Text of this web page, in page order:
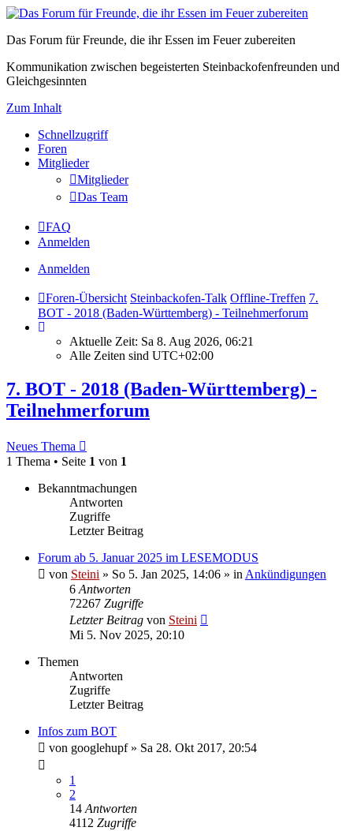
Das Forum für Freunde, die ihr Essen im Feuer zubereiten
Kommunikation zwischen begeisterten Steinbackofenfreunden und
Gleichgesinnten
Zum Inhalt
Schnellzugriff
Foren
Mitglieder
Mitglieder
Das Team
FAQ
Anmelden
Anmelden
Foren-Übersicht Steinbackofen-Talk Offline-Treffen 7.
BOT - 2018 (Baden-Württemberg) - Teilnehmerforum
Aktuelle Zeit: Sa 8. Aug 2026, 06:21
Alle Zeiten sind UTC+02:00
7. BOT - 2018 (Baden-Württemberg) -
Teilnehmerforum
Neues Thema
1 Thema • Seite 1 von 1
Bekanntmachungen
Antworten
Zugriffe
Letzter Beitrag
Forum ab 5. Januar 2025 im LESEMODUS
von Steini » So 5. Jan 2025, 14:06 » in Ankündigungen
6 Antworten
72267 Zugriffe
Letzter Beitrag von Steini
Mi 5. Nov 2025, 20:10
Themen
Antworten
Zugriffe
Letzter Beitrag
Infos zum BOT
von googlehupf» Sa 28. Okt 2017, 20:54
1
2
14 Antworten
4112 Zugriffe